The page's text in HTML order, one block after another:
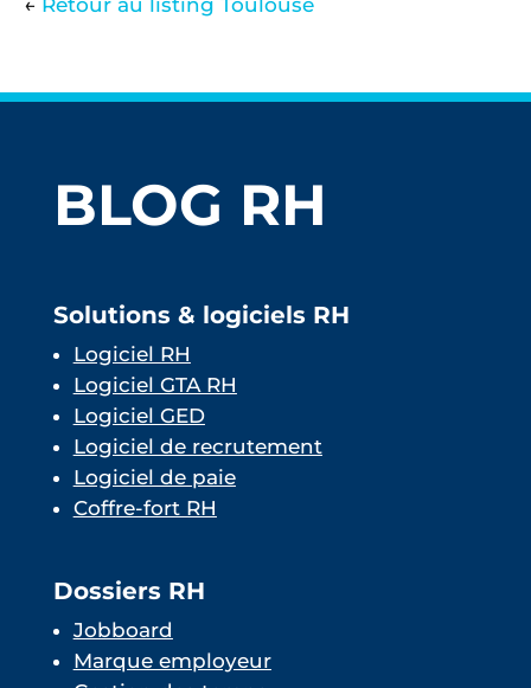
BLOG RH
Solutions & logiciels RH
Logiciel RH
Logiciel GTA RH
Logiciel GED
Logiciel de recrutement
Logiciel de paie
Coffre-fort RH
Dossiers RH
Jobboard
Marque employeur